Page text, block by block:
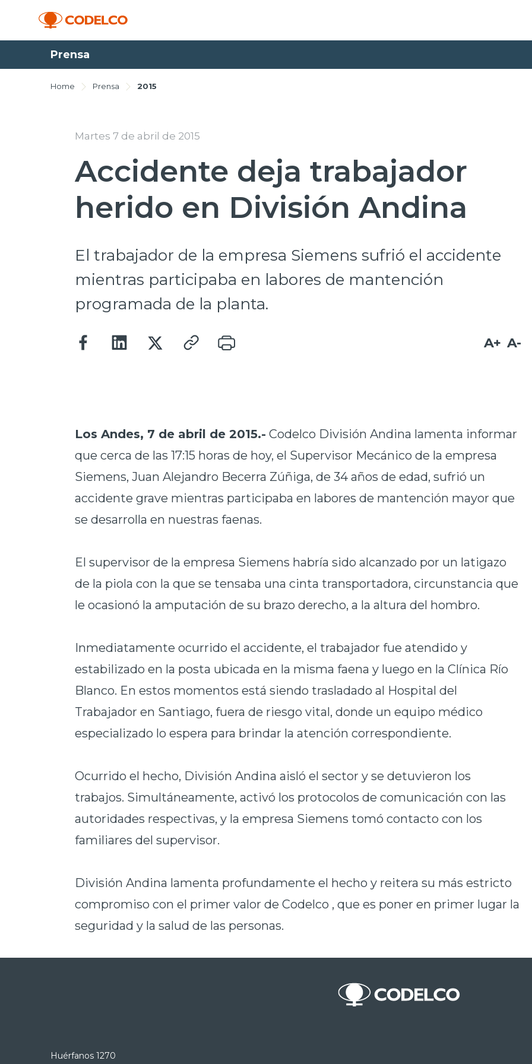
Prensa
Home Prensa 2015
Martes 7 de abril de 2015
Accidente deja trabajador
herido en División Andina
El trabajador de la empresa Siemens sufrió el accidente
mientras participaba en labores de mantención
programada de la planta.
A+ A-
Los Andes, 7 de abril de 2015.- Codelco División Andina lamenta informar
que cerca de las 17:15‎ horas de hoy, el Supervisor Mecánico de la empresa
Siemens, Juan Alejandro Becerra Zúñiga, de 34 años de edad, sufrió un
accidente grave mientras participaba en labores de mantención mayor que
se desarrolla en nuestras faenas.
El supervisor de la empresa Siemens habría sido alcanzado por un latigazo
de la piola con la que se tensaba una cinta transportadora, circunstancia que
le ocasionó la amputación de su brazo derecho, a la altura del hombro.
‎Inmediatamente ocurrido el accidente, el trabajador fue atendido y
estabilizado en la posta ubicada en la misma faena y luego en la Clínica Río
Blanco. En estos momentos está siendo trasladado al Hospital del
Trabajador en Santiago, fuera de riesgo vital, donde un equipo médico
especializado lo espera para brindar la atención correspondiente.
Ocurrido el hecho, División Andina aisló el sector y se detuvieron los
trabajos. Simultáneamente, activó los protocolos de comunicación con las
autoridades respectivas, y la empresa Siemens tomó contacto con los
familiares del supervisor.
División Andina lamenta profundamente el hecho y reitera su más estricto
compromiso con el primer valor de Codelco , que es poner en primer lugar la
seguridad y la salud de las personas.
Huérfanos 1270